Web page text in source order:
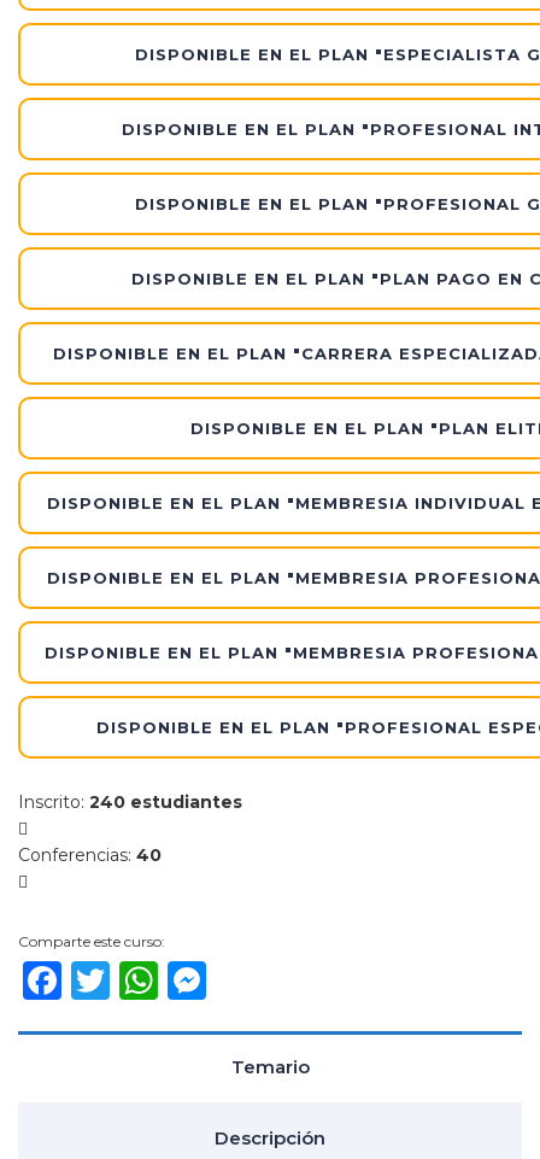
DISPONIBLE EN EL PLAN "ESPECIALISTA
DISPONIBLE EN EL PLAN "PROFESIONAL
DISPONIBLE EN EL PLAN "PROFESIONAL
DISPONIBLE EN EL PLAN "PLAN PAGO EN
DISPONIBLE EN EL PLAN "CARRERA
DISPONIBLE EN EL PLAN "PLAN
DISPONIBLE EN EL PLAN "MEMBRESIA INDIVIDUAL
DISPONIBLE EN EL PLAN "MEMBRESIA
DISPONIBLE EN EL PLAN "MEMBRESIA
DISPONIBLE EN EL PLAN "PROFESIONAL
Inscrito: 240 estudiantes
Conferencias: 40
Comparte este curso:
Facebook
TwitterWhatsApp
Temario
Descripción